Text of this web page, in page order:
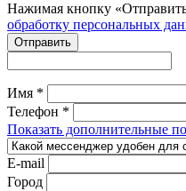
Нажимая кнопку
обработку персональных
Отправить
Имя *
Телефон *
Показать дополнительные
E-mail
Город